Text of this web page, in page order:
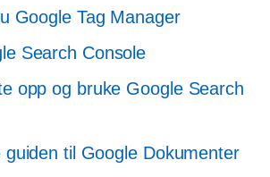
Google Tag Manager
Search Console
opp og bruke Google Search
guiden til Google Dokumenter